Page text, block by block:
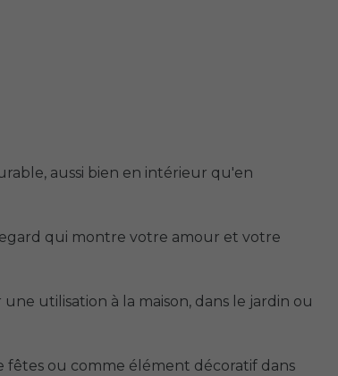
aussi bien en intérieur qu'en
qui montre votre amour et votre
utilisation à la maison, dans le jardin ou
fêtes ou comme élément décoratif dans